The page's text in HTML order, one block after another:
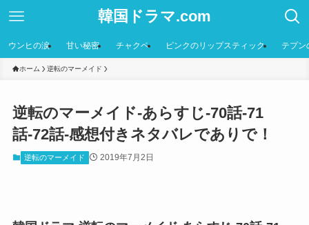
韓国ドラマ.com
ウンヒの涙 甘い秘密 チャクペ ピンクのリップスティック テプン
ホーム 逆転のマーメイド
逆転のマーメイド-あらすじ-70話-71
話-72話-感想付きネタバレでありで！
逆転のマーメイド 2019年7月2日